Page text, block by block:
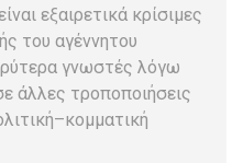
εξαιρετικά κρίσιμες
του αγέννητου
γνωστές λόγω
άλλες τροποποιήσεις